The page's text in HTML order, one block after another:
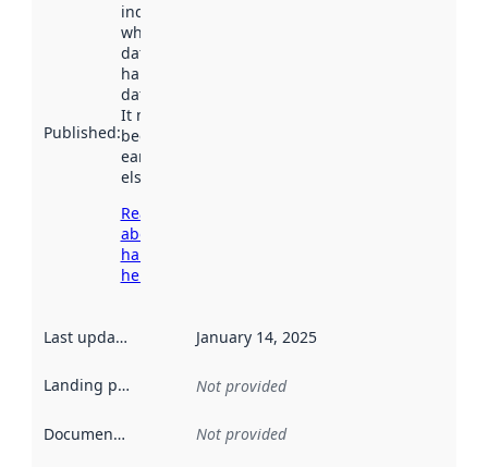
Published:
indicates
when the
dataset was
harvested by
data.norge.no.
It may have
been available
earlier
elsewhere.
Read more
about
harvesting
here
Last updated January 14, 2025
Landing page Not provided
Documentation Not provided